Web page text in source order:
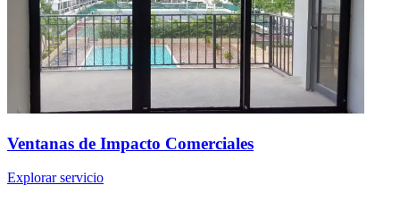
Ventanas de Impacto Comerciales
Explorar servicio